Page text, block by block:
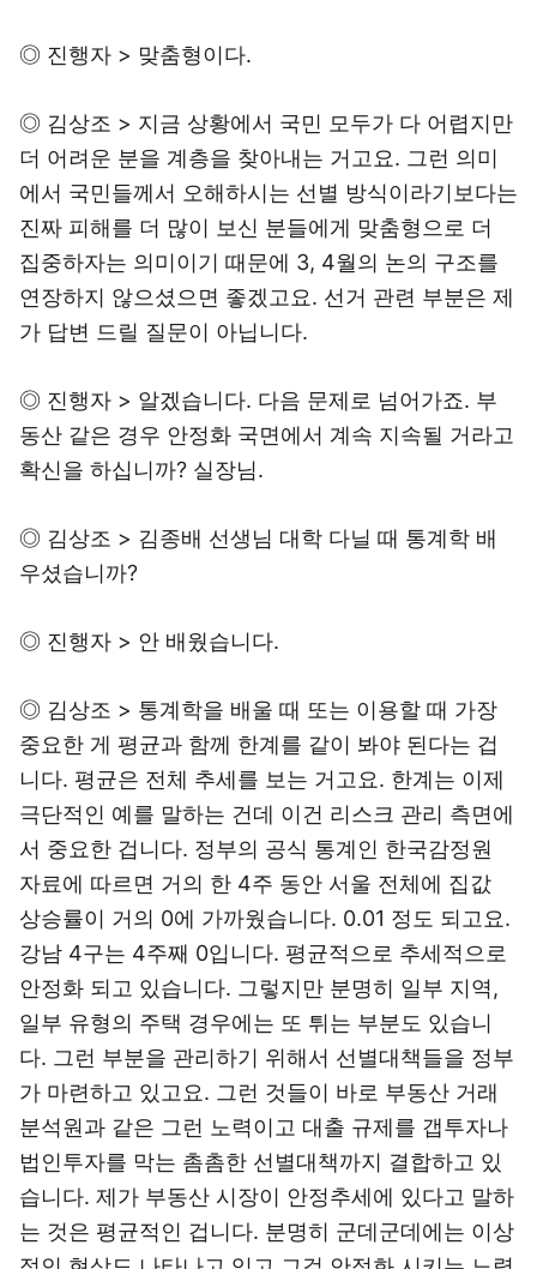
◎ 진행자 > 맞춤형이다.
◎ 김상조 > 지금 상황에서 국민 모두가 다 어렵지만
더 어려운 분을 계층을 찾아내는 거고요. 그런 의미
에서 국민들께서 오해하시는 선별 방식이라기보다는
진짜 피해를 더 많이 보신 분들에게 맞춤형으로 더
집중하자는 의미이기 때문에 3, 4월의 논의 구조를
연장하지 않으셨으면 좋겠고요. 선거 관련 부분은 제
가 답변 드릴 질문이 아닙니다.
◎ 진행자 > 알겠습니다. 다음 문제로 넘어가죠. 부
동산 같은 경우 안정화 국면에서 계속 지속될 거라고
확신을 하십니까? 실장님.
◎ 김상조 > 김종배 선생님 대학 다닐 때 통계학 배
우셨습니까?
◎ 진행자 > 안 배웠습니다.
◎ 김상조 > 통계학을 배울 때 또는 이용할 때 가장
중요한 게 평균과 함께 한계를 같이 봐야 된다는 겁
니다. 평균은 전체 추세를 보는 거고요. 한계는 이제
극단적인 예를 말하는 건데 이건 리스크 관리 측면에
서 중요한 겁니다. 정부의 공식 통계인 한국감정원
자료에 따르면 거의 한 4주 동안 서울 전체에 집값
상승률이 거의 0에 가까웠습니다. 0.01 정도 되고요.
강남 4구는 4주째 0입니다. 평균적으로 추세적으로
안정화 되고 있습니다. 그렇지만 분명히 일부 지역,
일부 유형의 주택 경우에는 또 튀는 부분도 있습니
다. 그런 부분을 관리하기 위해서 선별대책들을 정부
가 마련하고 있고요. 그런 것들이 바로 부동산 거래
분석원과 같은 그런 노력이고 대출 규제를 갭투자나
법인투자를 막는 촘촘한 선별대책까지 결합하고 있
습니다. 제가 부동산 시장이 안정추세에 있다고 말하
는 것은 평균적인 겁니다. 분명히 군데군데에는 이상